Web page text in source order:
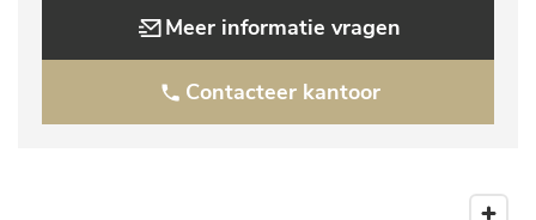
Meer informatie vragen
Contacteer kantoor